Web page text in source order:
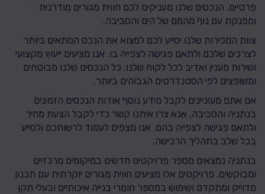
פרטיים. הנכסים שלנו מעניקים לכם חווית מגורים מודרנית
ומפנקת עם נוף מהמם של הים והסביבה.
צוות המכירות שלנו יסייע לכם למצוא את הנכס המתאים ביותר
לצרכים שלכם ולתאם פגישה לצפייה בו. אנו מציעים ייעוץ מקצועי
ושירות מענין ואדיב לכל לקוח שלנו. כל הנכסים שלנו מבוטחים
ומשופצים לפי הסטנדרטים הגבוהים ביותר.
אם אתם מעוניינים לקבל מידע נוסף אודות הנכסים הזמינים
בנתניה והסביבה, אנא צרו איתנו קשר כדי לקבל הצעת מחיר
ולתאם פגישה לצפייה בהם. אנו מצפים לעמוד לרשותכם ולסייע
בכל שלב בתהליך הרכישה.
בנתניה נמצאים מספר פרויקטים חדשים במיקומים מרכזיים
ומבוקשים. פרויקטים אלו מציעים חווית מגורים יוקרתית עם תכנון
מדוייק ומתקדם ושימוש במספר חומרי בנייה איכותיים ובעלי תקן